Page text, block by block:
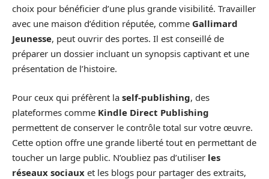
choix pour bénéficier d’une plus grande visibilité. Travailler
avec une maison d’édition réputée, comme Gallimard
Jeunesse, peut ouvrir des portes. Il est conseillé de
préparer un dossier incluant un synopsis captivant et une
présentation de l’histoire.
Pour ceux qui préfèrent la self-publishing, des
plateformes comme Kindle Direct Publishing
permettent de conserver le contrôle total sur votre œuvre.
Cette option offre une grande liberté tout en permettant de
toucher un large public. N’oubliez pas d’utiliser les
réseaux sociaux et les blogs pour partager des extraits,